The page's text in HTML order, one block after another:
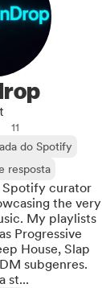
11
do Spotify
resposta
Spotify curator
the very
My playlists
Progressive
House, Slap
subgenres.
st...